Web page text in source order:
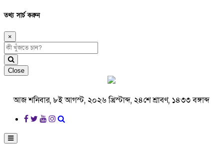
তথ্য সার্চ করুন
×
Close
আজ শনিবার, ৮ই আগস্ট, ২০২৬ খ্রিস্টাব্দ, ২৪শে শ্রাবণ, ১৪৩৩ বঙ্গাব্দ